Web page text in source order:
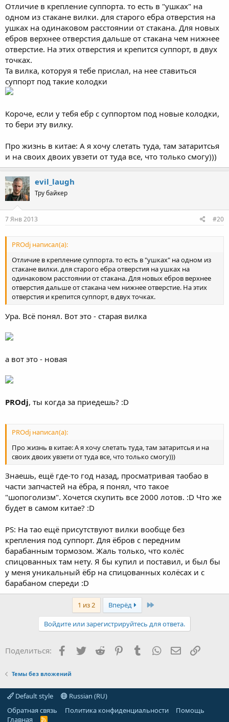
Отличие в крепление суппорта. то есть в "ушках" на
одном из стакане вилки. для старого ебра отверстия на
ушках на одинаковом расстоянии от стакана. Для новых
ебров верхнее отверстия дальше от стакана чем нижнее
отверстие. На этих отверстия и крепится суппорт, в двух
точках.
Та вилка, которуя я тебе прислал, на нее ставиться
суппорт под такие колодки
Короче, если у тебя ебр с суппортом под новые колодки,
то бери эту вилку.
Про жизнь в китае: А я хочу слетать туда, там затаритсья
и на своих двоих увзети от туда все, что только смогу)))
evil_laugh
Тру байкер
7 Янв 2013 #20
PROdj написал(а):
Отличие в крепление суппорта. то есть в "ушках" на одном из
стакане вилки. для старого ебра отверстия на ушках на
одинаковом расстоянии от стакана. Для новых ебров верхнее
отверстия дальше от стакана чем нижнее отверстие. На этих
отверстия и крепится суппорт, в двух точках.
Ура. Всё понял. Вот это - старая вилка
а вот это - новая
PROdj, ты когда за приедешь? :D
PROdj написал(а):
Про жизнь в китае: А я хочу слетать туда, там затаритсья и на
своих двоих увзети от туда все, что только смогу)))
Знаешь, ещё где-то год назад, просматривая таобао в
части запчастей на ёбра, я понял, что такое
"шопоголизм". Хочется скупить все 2000 лотов. :D Что же
будет в самом китае? :D
PS: На тао ещё присутствуют вилки вообще без
крепления под суппорт. Для ёбров с передним
барабанным тормозом. Жаль только, что колёс
спицованных там нету. Я бы купил и поставил, и был бы
у меня уникальный ёбр на спицованных колёсах и с
барабаном спереди :D
1 из 2 Вперёд Last
Войдите или зарегистрируйтесь для ответа.
Поделиться: Facebook
TwitterReddit PinterestTumblr WhatsApp Ссылка
Темы без вложений
Default style
Russian (RU)
Обратная связь
Политика конфиденциальности
Помощь
Главная
R